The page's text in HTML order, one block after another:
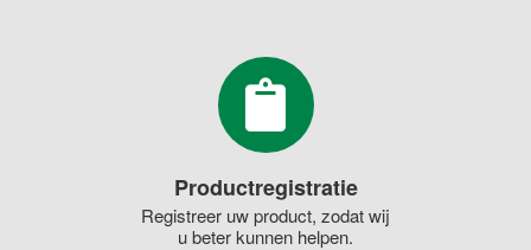
Productregistratie
Registreer uw product, zodat wij
u beter kunnen helpen.